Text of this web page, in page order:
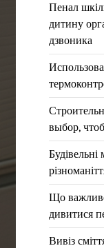
Пенал
дитину
дзвоника
выбор,
Будівельні
Що
дивитися
Вивіз